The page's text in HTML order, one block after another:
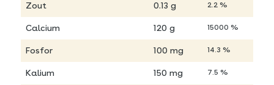
Zout 0.13 g 2.2 %
Calcium 120 g 15000 %
Fosfor 100 mg 14.3 %
Kalium 150 mg 7.5 %